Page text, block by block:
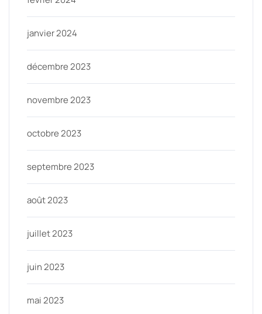
janvier 2024
décembre 2023
novembre 2023
octobre 2023
septembre 2023
août 2023
juillet 2023
juin 2023
mai 2023